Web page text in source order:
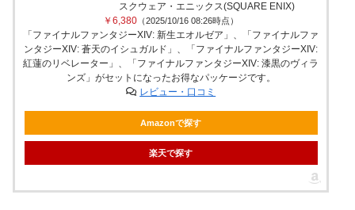
スクウェア・エニックス(SQUARE ENIX)
￥6,380 （2025/10/16 08:26時点）
「ファイナルファンタジーXIV: 新生エオルゼア」、「ファイナルファ
ンタジーXIV: 蒼天のイシュガルド」、「ファイナルファンタジーXIV:
紅蓮のリベレーター」、「ファイナルファンタジーXIV: 漆黒のヴィラ
ンズ」がセットになったお得なパッケージです。
レビュー・口コミ
Amazonで探す
楽天で探す